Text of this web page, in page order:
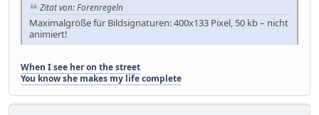
Zitat von: Forenregeln
Maximalgröße für Bildsignaturen: 400x133 Pixel, 50 kb – nicht
animiert!
When I see her on the street
You know she makes my life complete